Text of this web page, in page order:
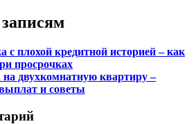
с плохой кредитной историей – как
просрочках
на двухкомнатную квартиру –
и советы